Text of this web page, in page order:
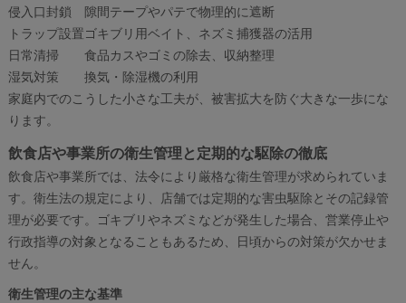
侵入口封鎖
隙間テープやパテで物理的に遮断
トラップ設置ゴキブリ用ベイト、ネズミ捕獲器の活用
日常清掃
食品カスやゴミの除去、収納整理
湿気対策
換気・除湿機の利用
家庭内でのこうした小さな工夫が、被害拡大を防ぐ大きな一歩にな
ります。
飲食店や事業所の衛生管理と定期的な駆除の徹底
飲食店や事業所では、法令により厳格な衛生管理が求められていま
す。衛生法の規定により、店舗では定期的な害虫駆除とその記録管
理が必要です。ゴキブリやネズミなどが発生した場合、営業停止や
行政指導の対象となることもあるため、日頃からの対策が欠かせま
せん。
衛生管理の主な基準